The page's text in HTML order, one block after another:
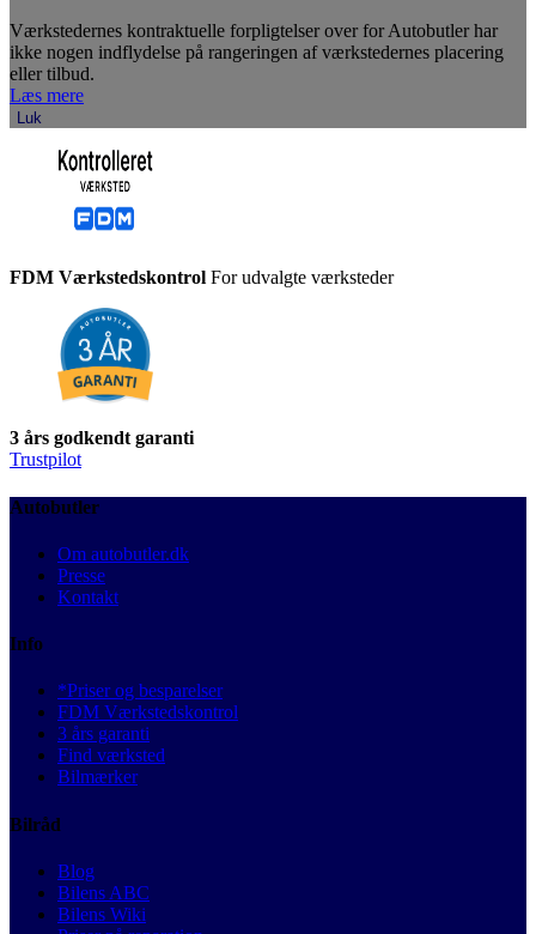
Værkstedernes kontraktuelle forpligtelser over for Autobutler har
ikke nogen indflydelse på rangeringen af værkstedernes placering
eller tilbud.
Læs mere
Luk
FDM Værkstedskontrol For udvalgte værksteder
3 års godkendt garanti
Trustpilot
Autobutler
Om autobutler.dk
Presse
Kontakt
Info
*Priser og besparelser
FDM Værkstedskontrol
3 års garanti
Find værksted
Bilmærker
Bilråd
Blog
Bilens ABC
Bilens Wiki